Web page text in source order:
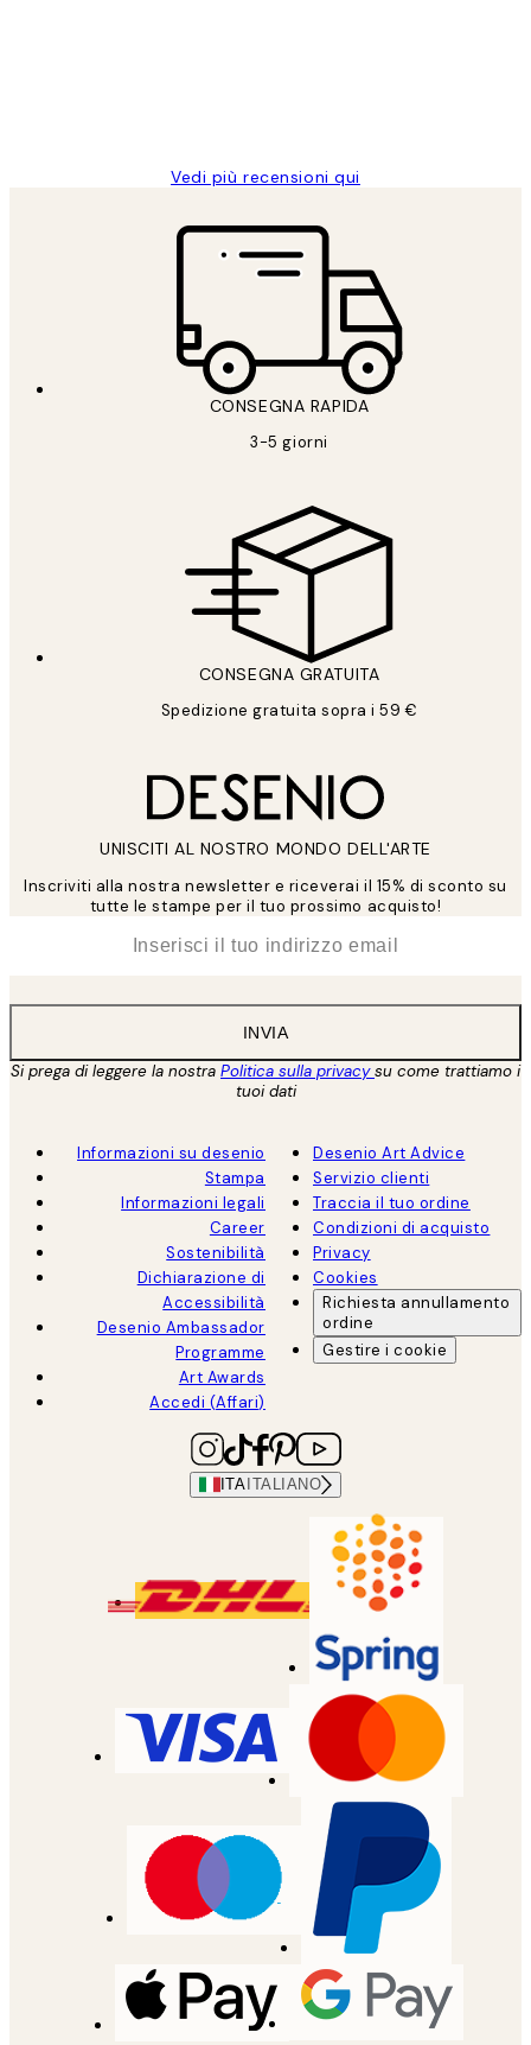
Vedi più recensioni qui
CONSEGNA RAPIDA
3-5 giorni
CONSEGNA GRATUITA
Spedizione gratuita sopra i 59 €
UNISCITI AL NOSTRO MONDO DELL'ARTE
Inscriviti alla nostra newsletter e riceverai il 15% di sconto su
tutte le stampe per il tuo prossimo acquisto!
INVIA
Si prega di leggere la nostra Politica sulla privacysu come trattiamo i
tuoi dati
Informazioni su desenio
Stampa
Informazioni legali
Career
Sostenibilità
Dichiarazione di
Accessibilità
Desenio Ambassador
Programme
Art Awards
Accedi (Affari)
Desenio Art Advice
Servizio clienti
Traccia il tuo ordine
Condizioni di acquisto
Privacy
Cookies
Richiesta annullamento
ordine
Gestire i cookie
ITA ITALIANO